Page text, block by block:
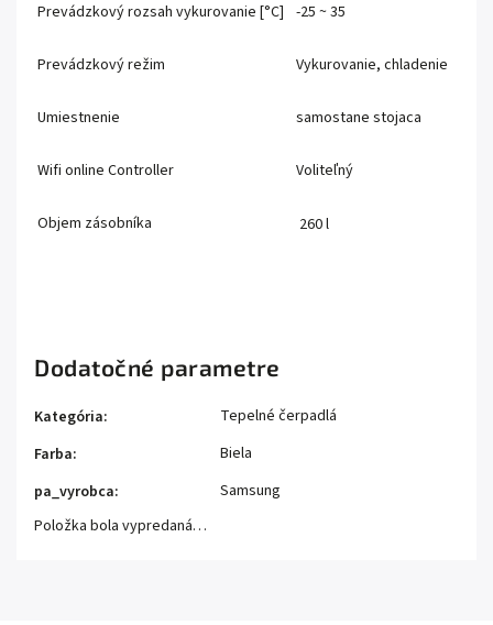
Prevádzkový rozsah vykurovanie [°C] -25 ~ 35
Prevádzkový režim Vykurovanie, chladenie
Umiestnenie samostane stojaca
Wifi online Controller Voliteľný
Objem zásobníka 260 l
Dodatočné parametre
Kategória:
Tepelné čerpadlá
Farba:
Biela
pa_vyrobca:
Samsung
Položka bola vypredaná…